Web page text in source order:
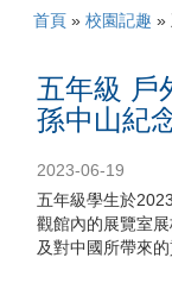
首頁» 校園記趣 »
五年級 戶
孫中山紀
2023-06-19
五年級學生於
觀館內的展覽室
及對中國所帶來的